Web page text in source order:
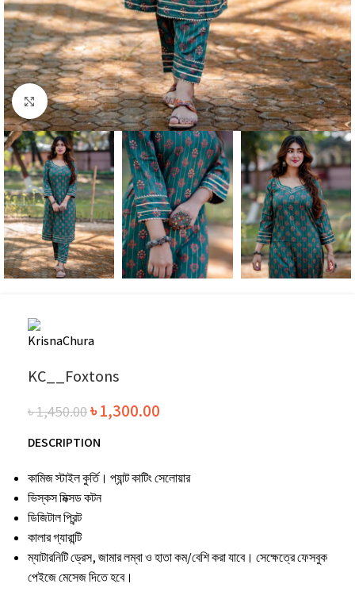
Click to enlarge
KC__Foxtons
৳1,450.00৳1,300.00
DESCRIPTION
কামিজ স্টাইল কুর্তি। প্যান্ট কাটিং সেলোয়ার
ভিস্কস মিক্সড কটন
ডিজিটাল প্রিন্ট
কালার গ্যারান্টি
ম্যাটারনিটি ড্রেস, জামার লম্বা ও হাতা কম/বেশি করা যাবে। সেক্ষেত্রে ফেসবুক
পেইজে মেসেজ দিতে হবে।